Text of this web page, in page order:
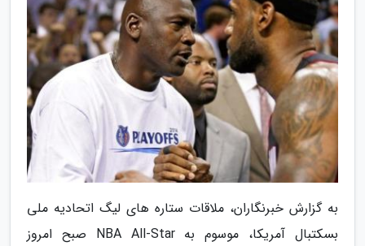
به گزارش خبرنگاران، ملاقات ستاره های لیگ اتحادیه ملی
بسکتبال آمریکا، موسوم به NBA All-Star صبح امروز